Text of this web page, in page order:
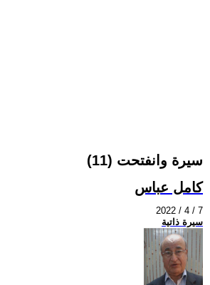
سيرة وانفتحت (11)
كامل عباس
2022 / 4 / 7
سيرة ذاتية